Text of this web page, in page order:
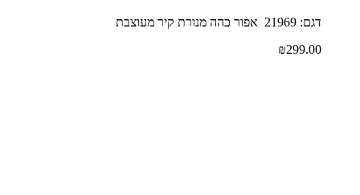
דגם: 21969 אפור כהה מנורת קיר מעוצבת
₪299.00